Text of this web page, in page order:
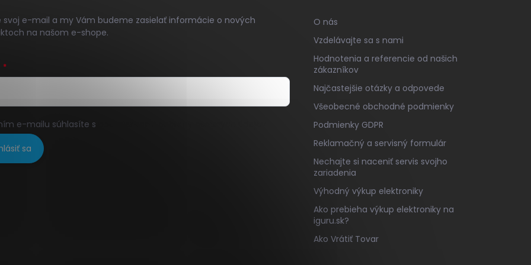
svoj e-mail a my Vám budeme zasielať informácie o nových
na našom e-shope.
e-mailu súhlasíte s
sa
O nás
Vzdelávajte sa s nami
Hodnotenia a referencie od našich
zákazníkov
Najčastejšie otázky a odpovede
Všeobecné obchodné podmienky
Podmienky GDPR
Reklamačný a servisný formulár
Nechajte si naceniť servis svojho
zariadenia
Výhodný výkup elektroniky
Ako prebieha výkup elektroniky na
iguru.sk?
Ako Vrátiť Tovar